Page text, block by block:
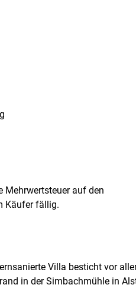
Mehrwertsteuer auf den
Käufer fällig.
Villa besticht vor
in der Simbachmühle in